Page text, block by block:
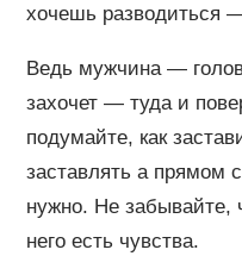
хочешь разводиться
Ведь мужчина —
захочет — туда и
подумайте, как
заставлять а прямом
нужно. Не забывайте,
него есть чувства.